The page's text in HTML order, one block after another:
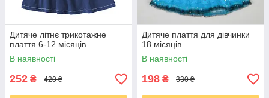
Дитяче літнє трикотажне
плаття 6-12 місяців
В наявності
252 ₴ 420 ₴
Дитяче плаття для дівчинки
18 місяців
В наявності
198 ₴ 330 ₴